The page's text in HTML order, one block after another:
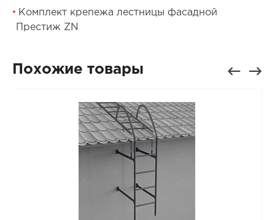
Комплект крепежа лестницы фасадной
Престиж ZN
Похожие товары